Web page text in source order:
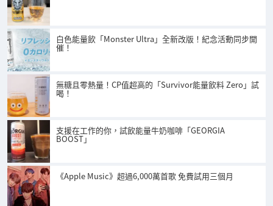
白色能量飲「Monster Ultra」全新改版！紀念活動同步開
催！
無糖且零熱量！CP值超高的「Survivor能量飲料 Zero」試
喝！
支援在工作的你，試飲能量牛奶咖啡「GEORGIA
BOOST」
《Apple Music》超過6,000萬首歌 免費試用三個月